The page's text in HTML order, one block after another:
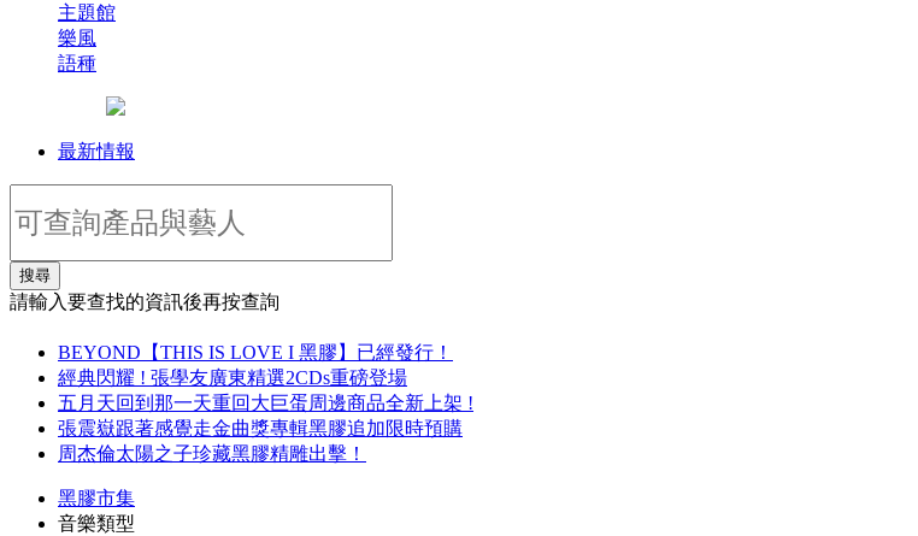
主題館
樂風
語種
最新情報
搜尋
請輸入要查找的資訊後再按查詢
BEYOND【THIS IS LOVE I 黑膠】已經發行！
經典閃耀 ! 張學友廣東精選2CDs重磅登場
五月天回到那一天重回大巨蛋周邊商品全新上架 !
張震嶽跟著感覺走金曲獎專輯黑膠追加限時預購
周杰倫太陽之子珍藏黑膠精雕出擊！
黑膠市集
音樂類型